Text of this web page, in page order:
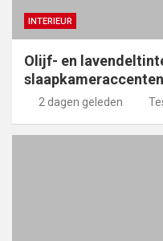
INTERIEUR
Olijf- en
slaapkameraccenten
2 dagen geleden